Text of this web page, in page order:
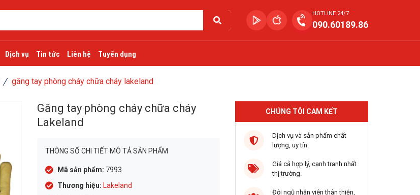
HOTLINE 24/7
090.60189.86
Dịch vụ Tin tức Liên hệ Tuyển dụng
găng tay phòng cháy chữa cháy lakeland
Găng tay phòng cháy chữa cháy
Lakeland
THÔNG SỐ CHI TIẾT MÔ TẢ SẢN PHẨM
Mã sản phẩm: 7993
Thương hiệu: Lakeland
CHÚNG TÔI CAM KẾT
Dịch vụ và sản phẩm chất
lượng, uy tín.
Giá cả hợp lý, cạnh tranh nhất
thị trường.
Đội ngũ nhân viên thân thiện,